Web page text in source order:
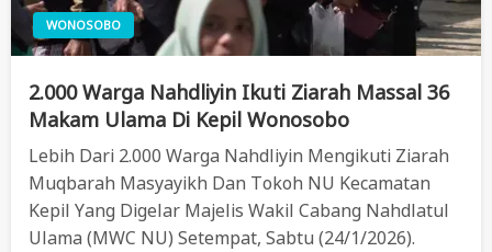
WONOSOBO
2.000 Warga Nahdliyin Ikuti Ziarah Massal 36
Makam Ulama Di Kepil Wonosobo
Lebih Dari 2.000 Warga Nahdliyin Mengikuti Ziarah
Muqbarah Masyayikh Dan Tokoh NU Kecamatan
Kepil Yang Digelar Majelis Wakil Cabang Nahdlatul
Ulama (MWC NU) Setempat, Sabtu (24/1/2026).